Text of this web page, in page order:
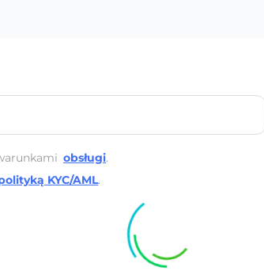
obsługi.
KYC/AML.